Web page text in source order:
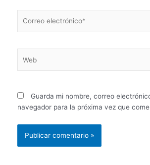
electrónico*
Guarda mi nombre, correo
navegador para la próxima vez que